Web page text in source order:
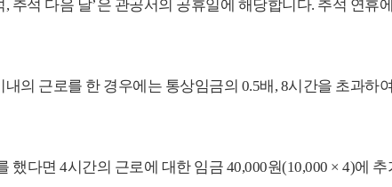
추석 다음 날’은 관공서의 공휴일에 해당합니다. 추석 연휴에
의 근로를 한 경우에는 통상임금의 0.5배, 8시간을 초과하여
다면 4시간의 근로에 대한 임금 40,000원(10,000 × 4)에 추